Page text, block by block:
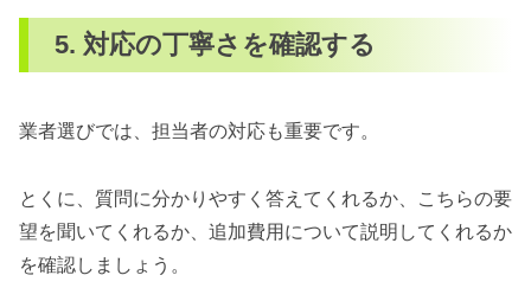
5. 対応の丁寧さを確認する
業者選びでは、担当者の対応も重要です。
とくに、質問に分かりやすく答えてくれるか、こちらの要
望を聞いてくれるか、追加費用について説明してくれるか
を確認しましょう。